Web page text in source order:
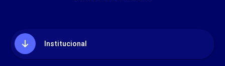
Institucional